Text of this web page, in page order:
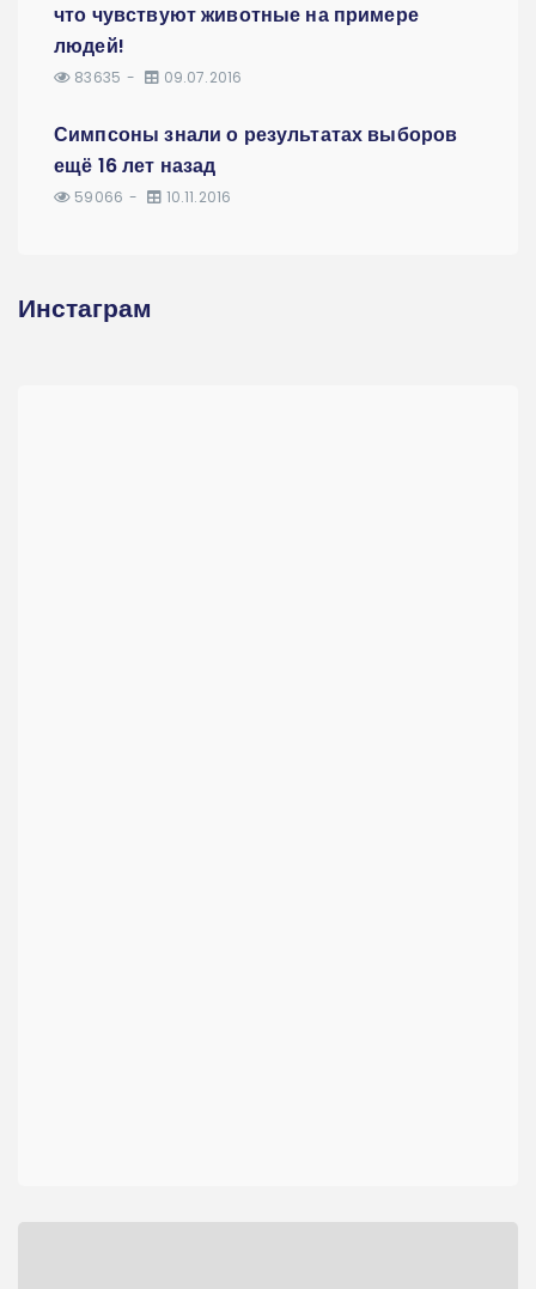
что чувствуют животные на примере
людей!
83635 09.07.2016
Симпсоны знали о результатах выборов
ещё 16 лет назад
59066 10.11.2016
Инстаграм